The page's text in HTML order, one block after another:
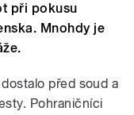
při pokusu
Mnohdy je
před soud a
Pohraničníci